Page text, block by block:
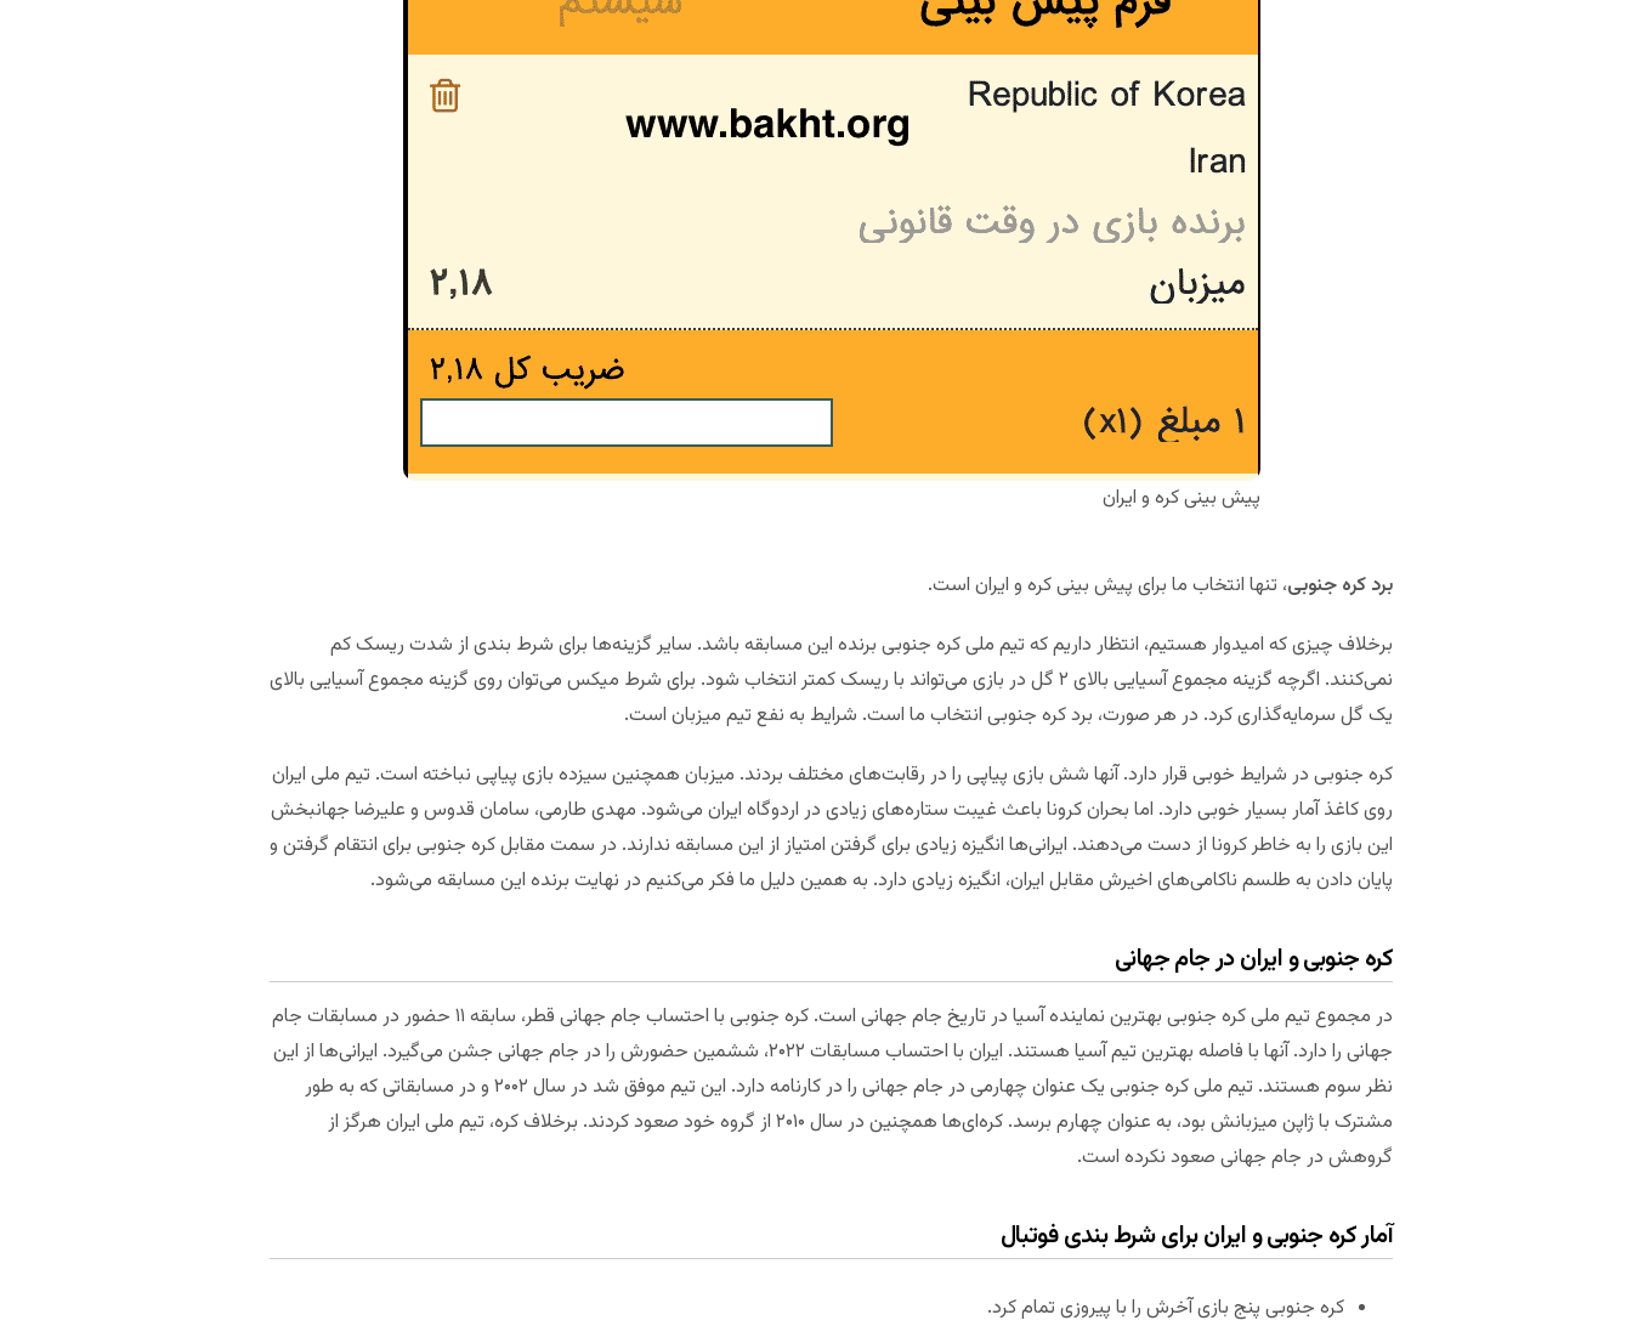
پیش بینی کره و ایران
برد کره جنوبی، تنها انتخاب ما برای پیش بینی کره و ایران است.
برخلاف چیزی که امیدوار هستیم، انتظار داریم که تیم ملی کره جنوبی برنده این مسابقه باشد. سایر گزینه‌ها برای شرط بندی از شدت ریسک کم
نمی‌کنند. اگرچه گزینه مجموع آسیایی بالای ۲ گل در بازی می‌تواند با ریسک کمتر انتخاب شود. برای شرط میکس می‌توان روی گزینه مجموع آسیایی بالای
یک گل سرمایه‌گذاری کرد. در هر صورت، برد کره جنوبی انتخاب ما است. شرایط به نفع تیم میزبان است.
کره جنوبی در شرایط خوبی قرار دارد. آنها شش بازی پیاپی را در رقابت‌های مختلف بردند. میزبان همچنین سیزده بازی پیاپی نباخته است. تیم ملی ایران
روی کاغذ آمار بسیار خوبی دارد. اما بحران کرونا باعث غیبت ستاره‌های زیادی در اردوگاه ایران می‌شود. مهدی طارمی، سامان قدوس و علیرضا جهانبخش
این بازی را به خاطر کرونا از دست می‌دهند. ایرانی‌ها انگیزه زیادی برای گرفتن امتیاز از این مسابقه ندارند. در سمت مقابل کره جنوبی برای انتقام گرفتن و
پایان دادن به طلسم ناکامی‌های اخیرش مقابل ایران، انگیزه زیادی دارد. به همین دلیل ما فکر می‌کنیم در نهایت برنده این مسابقه می‌شود.
کره جنوبی و ایران در جام جهانی
در مجموع تیم ملی کره جنوبی بهترین نماینده آسیا در تاریخ جام جهانی است. کره جنوبی با احتساب جام جهانی قطر، سابقه ۱۱ حضور در مسابقات جام
جهانی را دارد. آنها با فاصله بهترین تیم آسیا هستند. ایران با احتساب مسابقات ۲۰۲۲، ششمین حضورش را در جام جهانی جشن می‌گیرد. ایرانی‌ها از این
نظر سوم هستند. تیم ملی کره جنوبی یک عنوان چهارمی در جام جهانی را در کارنامه دارد. این تیم موفق شد در سال ۲۰۰۲ و در مسابقاتی که به طور
مشترک با ژاپن میزبانش بود، به عنوان چهارم برسد. کره‌ای‌ها همچنین در سال ۲۰۱۰ از گروه خود صعود کردند. برخلاف کره، تیم ملی ایران هرگز از
گروهش در جام جهانی صعود نکرده است.
آمار کره جنوبی و ایران برای شرط بندی فوتبال
کره جنوبی پنج بازی آخرش را با پیروزی تمام کرد.